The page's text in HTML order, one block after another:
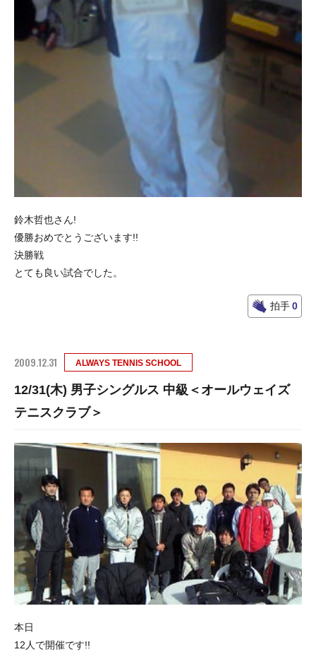
鈴木哲也さん!
優勝おめでとうございます!!
決勝戦
とても良い試合でした。
拍手0
2009.12.31 ALWAYS TENNIS SCHOOL
12/31(木) 男子シングルス 中級＜オールウェイズ
テニスクラブ＞
本日
12人で開催です!!